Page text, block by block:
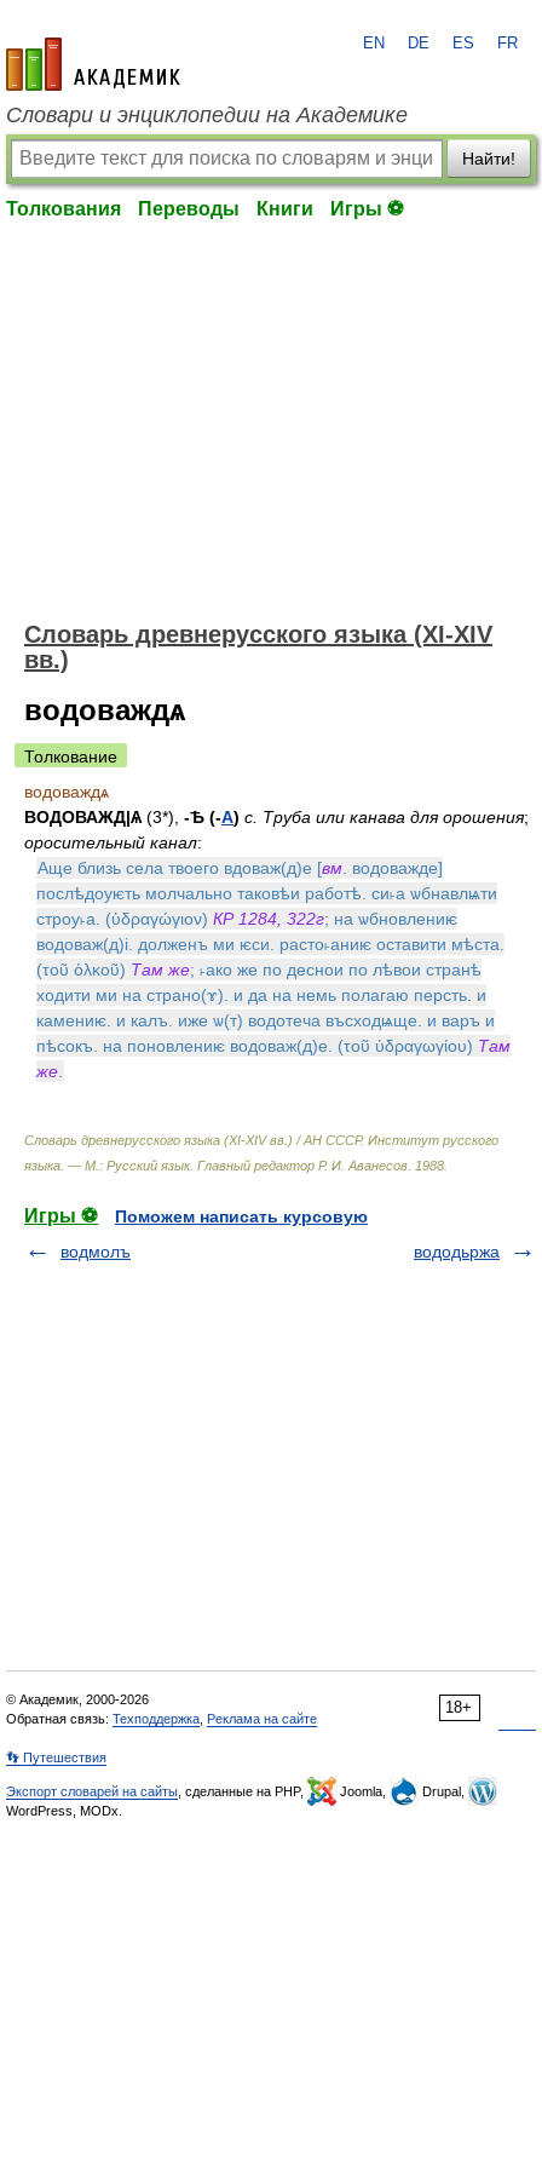
academic.ru
EN DE ES FR
Словари и энциклопедии на Академике
Найти!
Толкования Переводы Книги Игры ⚽
Словарь древнерусского языка (XI-XIV
вв.)
водоваждѧ
Толкование
водоваждѧ
ВОДОВАЖД|Ѧ (3*), -Ѣ (-А) с. Труба или канава для орошения;
оросительный канал:
Аще близь села твоего вдоваж(д)е [вм . водоважде]
послѣдоуѥть молчально таковѣи работѣ. си˫а ѡбнавлѩти
строу˫а. (ὑδραγώγιον) КР 1284, 322г; на ѡбновлениѥ
водоваж(д)i. долженъ ми ѥси. расто˫аниѥ оставити мѣста.
(τοῦ ὁλκοῦ) Там же; ˫ако же по деснои по лѣвои странѣ
ходити ми на страно(ɤ). и да на немь полагаю персть. и
камениѥ. и калъ. иже ѡ(т) водотеча въсходѩще. и варъ и
пѣсокъ. на поновлениѥ водоваж(д)е. (τοῦ ὑδραγωγίου) Там
же
Словарь древнерусского языка (XI-XIV вв.) / АН СССР. Институт русского
языка. — М.: Русский язык. Главный редактор Р. И. Аванесов 1988
Игры ⚽
Поможем написать курсовую
водмолъ
вододьржа
18+
© Академик, 2000-2026
Обратная связь: Техподдержка Реклама на сайте
👣 Путешествия
Экспорт словарей на сайты , сделанные на PHP, Joomla,
Drupal,
WordPress, MODx.